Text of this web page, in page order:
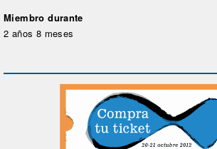
Miembro durante
2 años 8 meses